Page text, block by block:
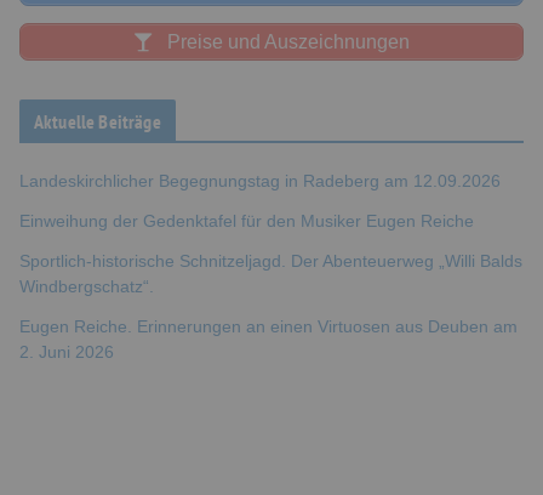
Preise und Auszeichnungen
Aktuelle Beiträge
Landeskirchlicher Begegnungstag in Radeberg am 12.09.2026
Einweihung der Gedenktafel für den Musiker Eugen Reiche
Sportlich-historische Schnitzeljagd. Der Abenteuerweg „Willi Balds
Windbergschatz“.
Eugen Reiche. Erinnerungen an einen Virtuosen aus Deuben am
2. Juni 2026